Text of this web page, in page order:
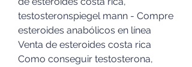
testosteronspiegel mann - Compre
esteroides anabólicos en línea
Venta de esteroides costa rica
Como conseguir testosterona,